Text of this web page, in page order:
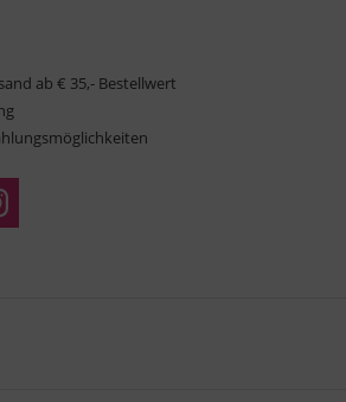
ab € 35,- Bestellwert